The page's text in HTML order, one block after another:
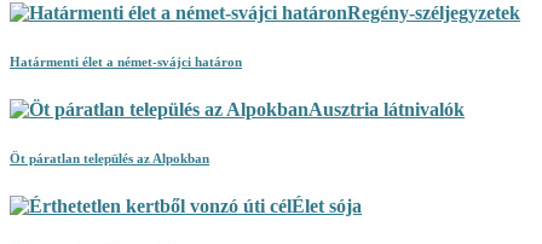
Regény-széljegyzetek
Határmenti élet a német-svájci határon
Ausztria látnivalók
Öt páratlan település az Alpokban
Élet sója